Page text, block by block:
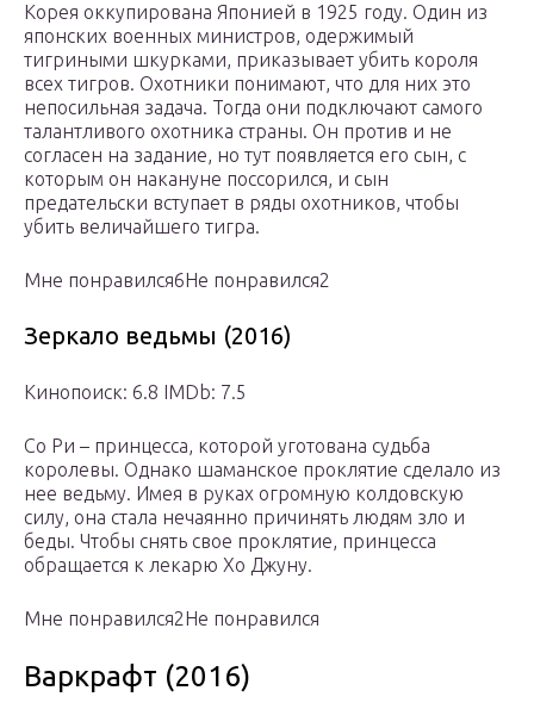
Корея оккупирована Японией в 1925 году. Один из
японских военных министров, одержимый
тигриными шкурками, приказывает убить короля
всех тигров. Охотники понимают, что для них это
непосильная задача. Тогда они подключают самого
талантливого охотника страны. Он против и не
согласен на задание, но тут появляется его сын, с
которым он накануне поссорился, и сын
предательски вступает в ряды охотников, чтобы
убить величайшего тигра.
Мне понравился6Не понравился2
Зеркало ведьмы (2016)
Кинопоиск: 6.8 IMDb: 7.5
Со Ри – принцесса, которой уготована судьба
королевы. Однако шаманское проклятие сделало из
нее ведьму. Имея в руках огромную колдовскую
силу, она стала нечаянно причинять людям зло и
беды. Чтобы снять свое проклятие, принцесса
обращается к лекарю Хо Джуну.
Мне понравился2Не понравился
Варкрафт (2016)